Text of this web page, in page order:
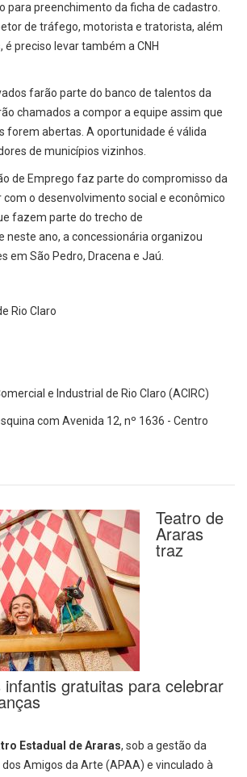
para preenchimento da ficha de cadastro.
de tráfego, motorista e tratorista, além
preciso levar também a CNH
farão parte do banco de talentos da
chamados a compor a equipe assim que
forem abertas. A oportunidade é válida
de municípios vizinhos.
de Emprego faz parte do compromisso da
com o desenvolvimento social e econômico
fazem parte do trecho de
neste ano, a concessionária organizou
em São Pedro, Dracena e Jaú.
Rio Claro
e Industrial de Rio Claro (ACIRC)
com Avenida 12, nº 1636 - Centro
Teatro de
Araras
traz
gratuitas para celebrar
Estadual de Araras, sob a gestão da
Amigos da Arte (APAA) e vinculado à